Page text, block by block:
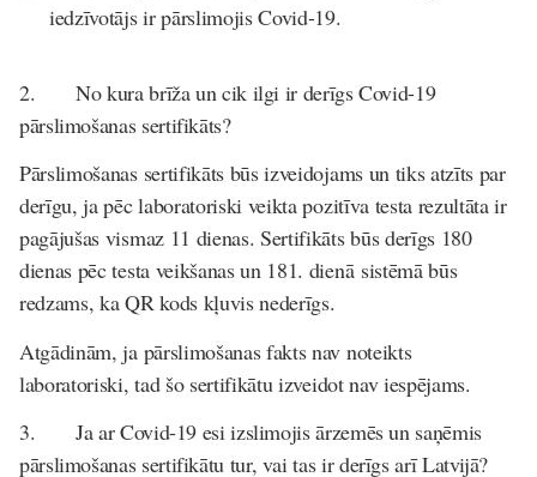
iedzīvotājs ir pārslimojis Covid-19.
2.No kura brīža un cik ilgi ir derīgs Covid-19
pārslimošanas sertifikāts?
Pārslimošanas sertifikāts būs izveidojams un tiks atzīts par
derīgu, ja pēc laboratoriski veikta pozitīva testa rezultāta ir
pagājušas vismaz 11 dienas. Sertifikāts būs derīgs 180
dienas pēc testa veikšanas un 181. dienā sistēmā būs
redzams, ka QR kods kļuvis nederīgs.
Atgādinām, ja pārslimošanas fakts nav noteikts
laboratoriski, tad šo sertifikātu izveidot nav iespējams.
3.Ja ar Covid-19 esi izslimojis ārzemēs un saņēmis
pārslimošanas sertifikātu tur, vai tas ir derīgs arī Latvijā?